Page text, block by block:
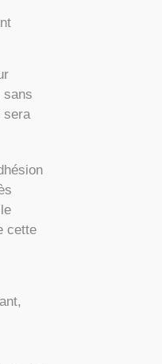
sans
sera
cette